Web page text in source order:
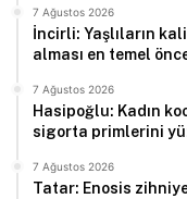
7 Ağustos 2026
İncirli: Yaşlıların
alması en temel
7 Ağustos 2026
Hasipoğlu: Kadın
sigorta primlerini
7 Ağustos 2026
Tatar: Enosis